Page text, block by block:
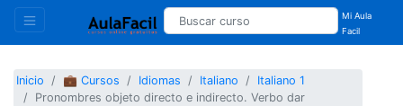
Mi Aula
Facil
Inicio 💼 Cursos Idiomas Italiano
Italiano 1
Pronombres objeto directo e indirecto. Verbo dar